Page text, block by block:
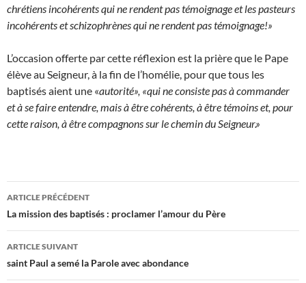
chrétiens incohérents qui ne rendent pas témoignage et les pasteurs
incohérents et schizophrènes qui ne rendent pas témoignage!»
L’occasion offerte par cette réflexion est la prière que le Pape
élève au Seigneur, à la fin de l’homélie, pour que tous les
baptisés aient une «autorité», «qui ne consiste pas à commander
et à se faire entendre, mais à être cohérents, à être témoins et, pour
cette raison, à être compagnons sur le chemin du Seigneur.»
Navigation
des
articles
ARTICLE PRÉCÉDENT
La mission des baptisés : proclamer l’amour du Père
ARTICLE SUIVANT
saint Paul a semé la Parole avec abondance